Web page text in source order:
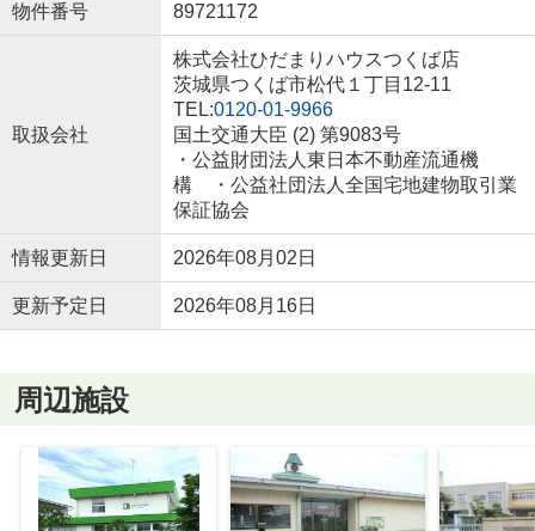
物件番号 89721172
取扱会社
株式会社ひだまりハウスつくば店
茨城県つくば市松代１丁目12-11
TEL:0120-01-9966
国土交通大臣 (2) 第9083号
・公益財団法人東日本不動産流通機
構 ・公益社団法人全国宅地建物取引業
保証協会
情報更新日 2026年08月02日
更新予定日 2026年08月16日
周辺施設